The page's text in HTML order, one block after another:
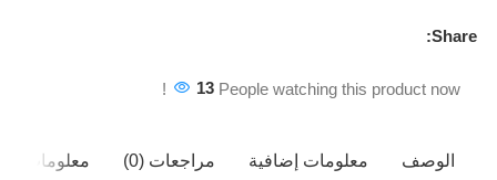
Share:
13 People watching this product now!
الوصف معلومات إضافية مراجعات (0) معلومات